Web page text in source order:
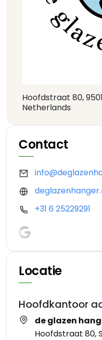
Hoofdstraat 80,
Netherlands
Contact
+31 6 25229291
Locatie
Hoofdkantoor
de glazen
Hoofdstraat 80,